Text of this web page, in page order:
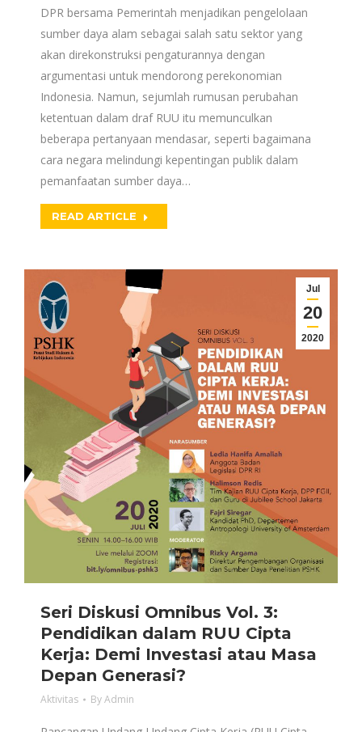
DPR bersama Pemerintah menjadikan pengelolaan
sumber daya alam sebagai salah satu sektor yang
akan direkonstruksi pengaturannya dengan
argumentasi untuk mendorong perekonomian
Indonesia. Namun, sejumlah rumusan perubahan
ketentuan dalam draf RUU itu memunculkan
beberapa pertanyaan mendasar, seperti bagaimana
cara negara melindungi kepentingan publik dalam
pemanfaatan sumber daya…
READ ARTICLE
Jul
20
2020
Seri Diskusi Omnibus Vol. 3:
Pendidikan dalam RUU Cipta
Kerja: Demi Investasi atau Masa
Depan Generasi?
Aktivitas ByAdmin